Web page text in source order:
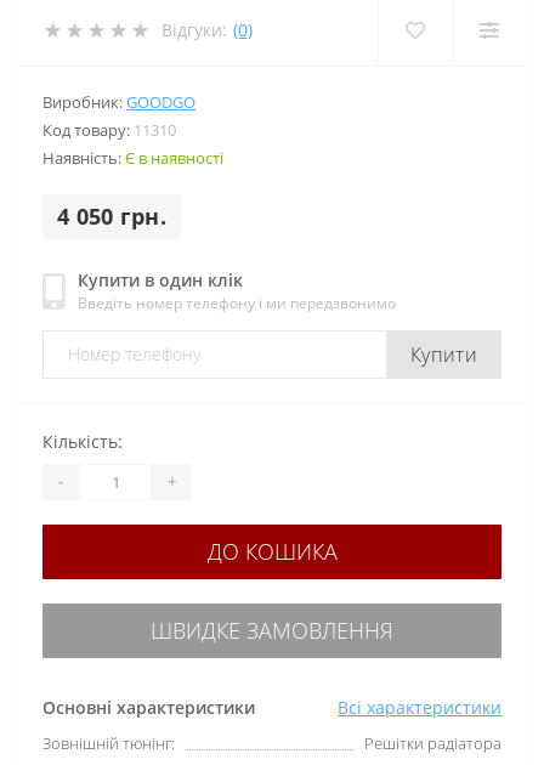
Відгуки: (0)
Виробник:GOODGO
Код товару: 11310
Наявність:Є в наявності
4 050 грн.
Купити в один клік
Введіть номер телефону і ми передзвонимо
Купити
Основні характеристики Всі характеристики
Зовнішній тюнінг: Решітки радіатора
Кількість:
- +
ДО КОШИКА
ШВИДКЕ ЗАМОВЛЕННЯ